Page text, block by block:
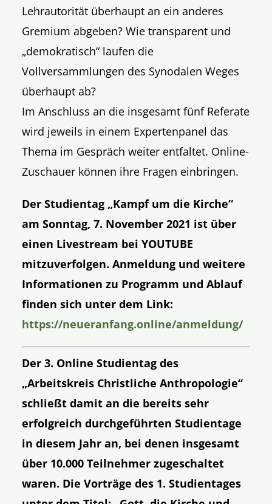
Lehrautorität überhaupt an ein anderes
Gremium abgeben? Wie transparent und
„demokratisch“ laufen die
Vollversammlungen des Synodalen Weges
überhaupt ab?
Im Anschluss an die insgesamt fünf Referate
wird jeweils in einem Expertenpanel das
Thema im Gespräch weiter entfaltet. Online-
Zuschauer können ihre Fragen einbringen.
Der Studientag „Kampf um die Kirche“
am Sonntag, 7. November 2021 ist über
einen Livestream bei YOUTUBE
mitzuverfolgen. Anmeldung und weitere
Informationen zu Programm und Ablauf
finden sich unter dem Link:
https://neueranfang.online/anmeldung/
Der 3. Online Studientag des
„Arbeitskreis Christliche Anthropologie“
schließt damit an die bereits sehr
erfolgreich durchgeführten Studientage
in diesem Jahr an, bei denen insgesamt
über 10.000 Teilnehmer zugeschaltet
waren. Die Vorträge des 1. Studientages